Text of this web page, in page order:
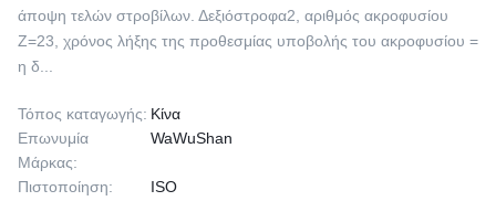
άποψη τελών στροβίλων. Δεξιόστροφα2, αριθμός ακροφυσίου
Z=23, χρόνος λήξης της προθεσμίας υποβολής του ακροφυσίου =
η δ...
Τόπος καταγωγής: Κίνα
Επωνυμία
Μάρκας:
WaWuShan
Πιστοποίηση:
ISO